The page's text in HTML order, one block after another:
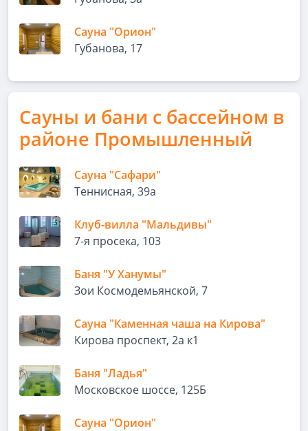
Сауна "Орион"
Губанова, 17
Сауны и бани с бассейном в
районе Промышленный
Сауна "Сафари"
Теннисная, 39а
Клуб-вилла "Мальдивы"
7-я просека, 103
Баня "У Ханумы"
Зои Космодемьянской, 7
Сауна "Каменная чаша на Кирова"
Кирова проспект, 2а к1
Баня "Ладья"
Московское шоссе, 125Б
Сауна "Орион"